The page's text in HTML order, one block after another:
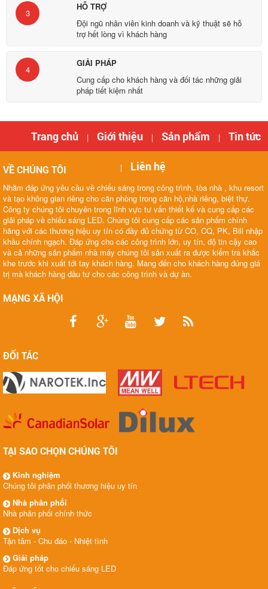
3
HỖ TRỢ
Đội ngũ nhân viên kinh doanh và kỹ thuật sẽ hỗ
trợ hết lòng vì khách hàng
4
GIẢI PHÁP
Cung cấp cho khách hàng và đối tác những giải
pháp tiết kiệm nhất
Trang chủ | Giới thiệu | Sản phẩm | Tin tức
| Liên hệ
VỀ CHÚNG TÔI
Nhằm đáp ứng yêu cầu về chiếu sáng trong công trình, tòa nhà , khu resort
và tạo không gian riêng cho căn phòng trong căn hộ,nhà riêng, biệt thự.
Công ty chúng tôi chuyên trong lĩnh vực tư vấn thiết kế và cung cấp các
giải pháp về chiếu sáng LED. Chúng tôi cung cấp các sản phẩm chính
hãng với các thương hiệu uy tín có đầy đủ chứng từ CO, CQ, PK, Bill nhập
khầu chính ngạch. Đáp ứng cho các công trình lớn, uy tín, độ tin cậy cao
và cả những sản phẩm nhà máy chúng tôi sản xuất ra được kiểm tra khắc
khe trước khi xuất tới tay khách hàng. Mang đến cho khách hàng đúng giá
trị mà khách hàng đầu tư cho các công trình và dự àn.
MẠNG XÃ HỘI
ĐỐI TÁC
TẠI SAO CHỌN CHÚNG TÔI
Kinh nghiệm
Chúng tôi phân phối thương hiệu uy tín
Nhà phân phối
Nhà phân phối chính thức
Dịch vụ
Tận tâm - Chu đáo - Nhiệt tình
Giải pháp
Đáp ứng tốt cho chiếu sáng LED